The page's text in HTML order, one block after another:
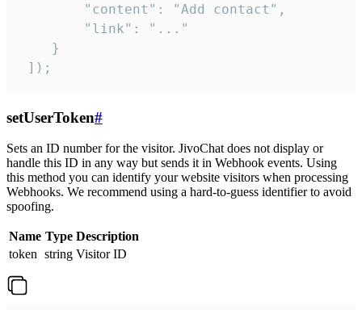
        "content": "Add contact",
        "link": "..."
    }
]);
setUserToken#
Sets an ID number for the visitor. JivoChat does not display or
handle this ID in any way but sends it in Webhook events. Using
this method you can identify your website visitors when processing
Webhooks. We recommend using a hard-to-guess identifier to avoid
spoofing.
Name Type Description
token string Visitor ID